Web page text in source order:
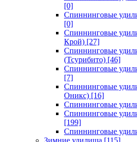
[0]
Спиннинговые
[0]
Спиннинговые
Крой) [27]
Спиннинговые
(Тсурибито) [46]
Спиннинговые
[7]
Спиннинговые
Оникс) [16]
Спиннинговые
Спиннинговые
[199]
Спиннинговые